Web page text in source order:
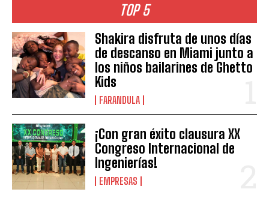
TOP 5
Shakira disfruta de unos días
de descanso en Miami junto a
los niños bailarines de Ghetto
Kids
FARANDULA
¡Con gran éxito clausura XX
Congreso Internacional de
Ingenierías!
EMPRESAS